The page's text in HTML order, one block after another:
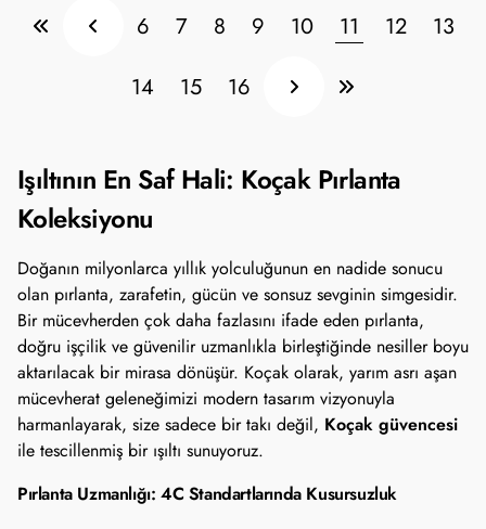
6 7 8 9 10 11 12
13
14
15 16
Işıltının En Saf Hali: Koçak Pırlanta
Koleksiyonu
Doğanın milyonlarca yıllık yolculuğunun en nadide sonucu
olan pırlanta, zarafetin, gücün ve sonsuz sevginin simgesidir.
Bir mücevherden çok daha fazlasını ifade eden pırlanta,
doğru işçilik ve güvenilir uzmanlıkla birleştiğinde nesiller boyu
aktarılacak bir mirasa dönüşür. Koçak olarak, yarım asrı aşan
mücevherat geleneğimizi modern tasarım vizyonuyla
harmanlayarak, size sadece bir takı değil, Koçak güvencesi
ile tescillenmiş bir ışıltı sunuyoruz.
Pırlanta Uzmanlığı: 4C Standartlarında Kusursuzluk